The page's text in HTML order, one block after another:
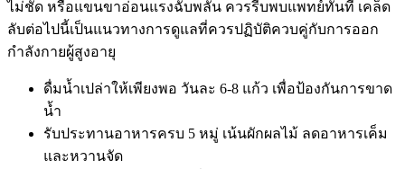
ไม่ชัด หรือแขนขาอ่อนแรงฉับพลัน ควรรีบพบแพทย์ทันที เคล็ด
ลับต่อไปนี้เป็นแนวทางการดูแลที่ควรปฏิบัติควบคู่กับการออก
กำลังกายผู้สูงอายุ
ดื่มน้ำเปล่าให้เพียงพอ วันละ 6-8 แก้ว เพื่อป้องกันการขาด
น้ำ
รับประทานอาหารครบ 5 หมู่ เน้นผักผลไม้ ลดอาหารเค็ม
และหวานจัด